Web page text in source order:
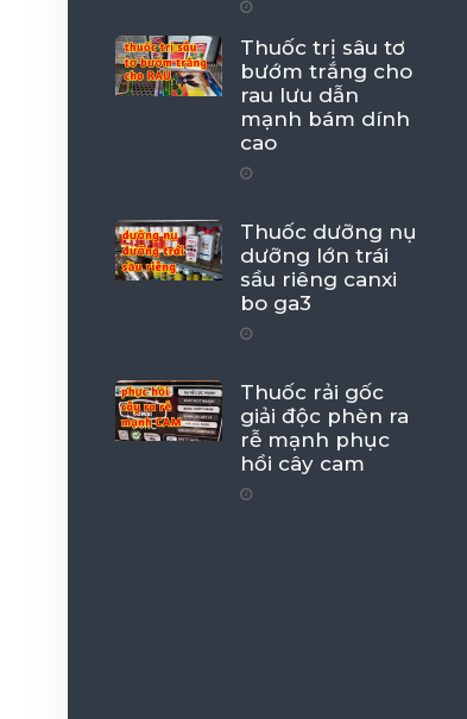
Thuốc trị sâu tơ
bướm trắng cho
rau lưu dẫn
mạnh bám dính
cao
Thuốc dưỡng nụ
dưỡng lớn trái
sầu riêng canxi
bo ga3
Thuốc rải gốc
giải độc phèn ra
rễ mạnh phục
hồi cây cam